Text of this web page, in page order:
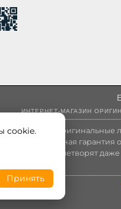
ИНТЕРНЕТ-МАГАЗИН
в России оригинальные
Полноценная гарантия
позволит удовлетворят
cookie.
Принять